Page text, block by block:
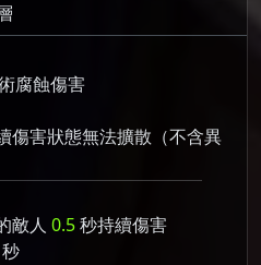
腐蝕傷害
傷害狀態無法擴散（不含異
敵人 0.5秒持續傷害
秒